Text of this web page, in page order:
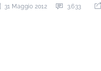
31 Maggio 2012 3.633